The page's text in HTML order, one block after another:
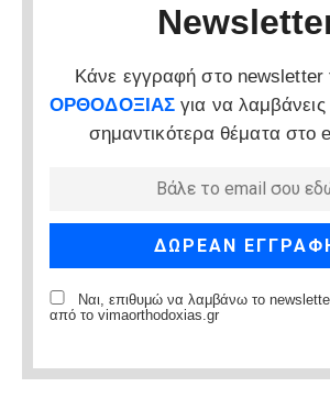
Κάνε εγγραφή στο newsletter
ΟΡΘΟΔΟΞΙΑΣ για να
σημαντικότερα θέματα στο
Ναι, επιθυμώ να λαμβάνω το
από το vimaorthodoxias.gr